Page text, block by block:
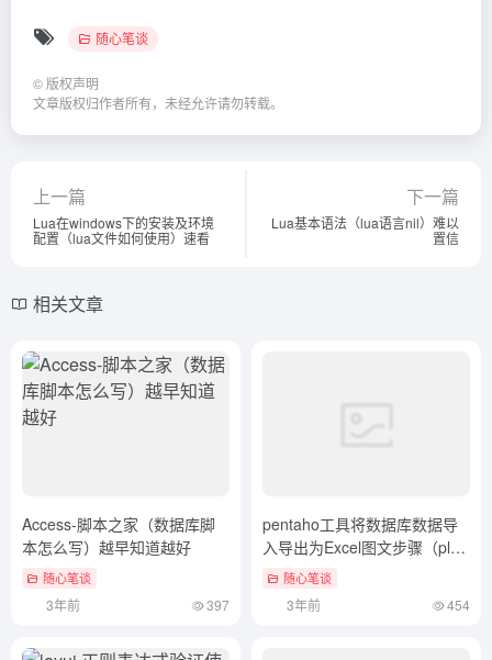
随心笔谈
© 版权声明
文章版权归作者所有，未经允许请勿转载。
上一篇
Lua在windows下的安装及环境
配置（lua文件如何使用）速看
下一篇
Lua基本语法（lua语言nil）难以
置信
相关文章
Access-脚本之家（数据库脚
本怎么写）越早知道越好
随心笔谈
3年前 397
pentaho工具将数据库数据导
入导出为Excel图文步骤（plsql
导出整个数据库dmp文件）居
然可以这样
随心笔谈
3年前 454